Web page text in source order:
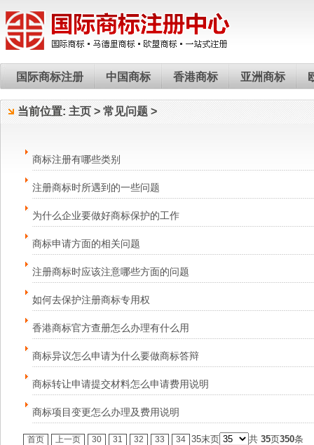
国际商标注册 中国商标 香港商标 亚洲商标
当前位置: 主页 > 常见问题 >
商标注册有哪些类别
注册商标时所遇到的一些问题
为什么企业要做好商标保护的工作
商标申请方面的相关问题
注册商标时应该注意哪些方面的问题
如何去保护注册商标专用权
香港商标官方查册怎么办理有什么用
商标异议怎么申请为什么要做商标答辩
商标转让申请提交材料怎么申请费用说明
商标项目变更怎么办理及费用说明
首页 上一页 30 31 32 33 34 35末页 共 35页350条